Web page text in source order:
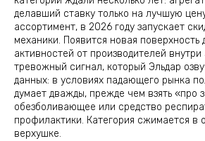
делавший ставку только на лучшую
ассортимент, в 2026 году запускает
механики. Появится новая поверхность
активностей от производителей
тревожный сигнал, который Эльдар
данных: в условиях падающего рынка
думает дважды, прежде чем взять «про
обезболивающее или средство
профилактики. Категория сжимается в
верхушке.